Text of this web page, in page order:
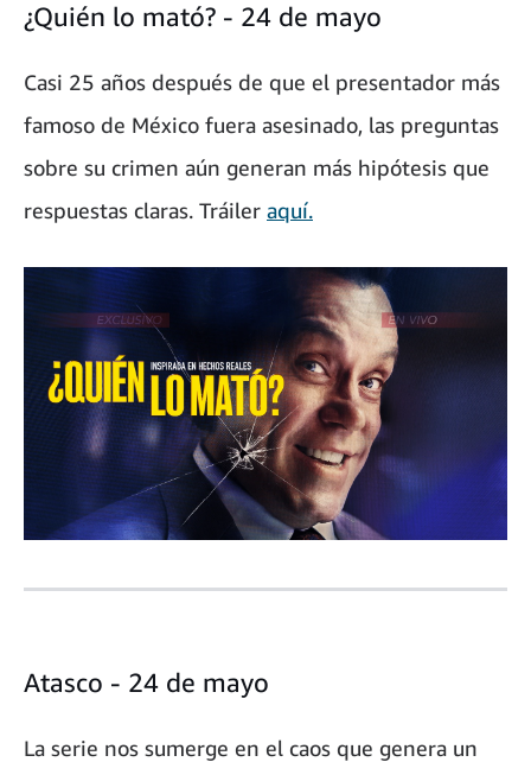
¿Quién lo mató? - 24 de mayo
Casi 25 años después de que el presentador más
famoso de México fuera asesinado, las preguntas
sobre su crimen aún generan más hipótesis que
respuestas claras. Tráiler aquí.
Atasco - 24 de mayo
La serie nos sumerge en el caos que genera un